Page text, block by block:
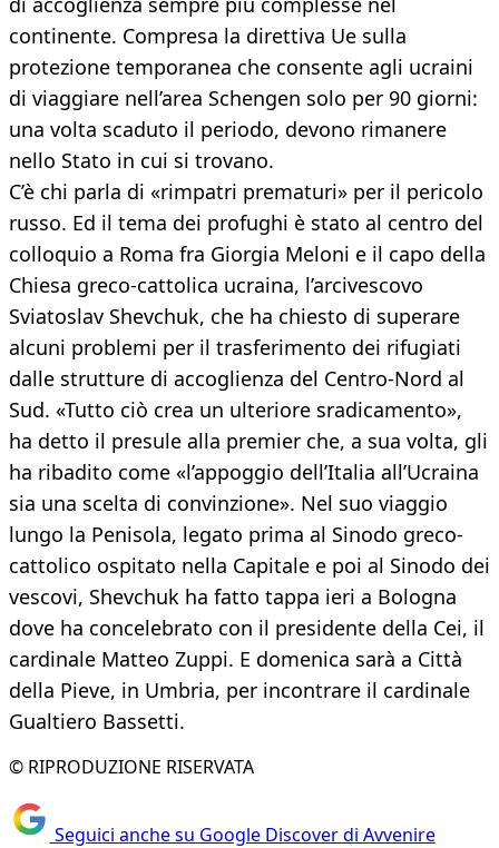
continente. Compresa la direttiva Ue sulla
protezione temporanea che consente agli ucraini
di viaggiare nell’area Schengen solo per 90 giorni:
una volta scaduto il periodo, devono rimanere
nello Stato in cui si trovano.
C’è chi parla di «rimpatri prematuri» per il pericolo
russo. Ed il tema dei profughi è stato al centro del
colloquio a Roma fra Giorgia Meloni e il capo della
Chiesa greco-cattolica ucraina, l’arcivescovo
Sviatoslav Shevchuk, che ha chiesto di superare
alcuni problemi per il trasferimento dei rifugiati
dalle strutture di accoglienza del Centro-Nord al
Sud. «Tutto ciò crea un ulteriore sradicamento»,
ha detto il presule alla premier che, a sua volta, gli
ha ribadito come «l’appoggio dell’Italia all’Ucraina
sia una scelta di convinzione». Nel suo viaggio
lungo la Penisola, legato prima al Sinodo greco-
cattolico ospitato nella Capitale e poi al Sinodo dei
vescovi, Shevchuk ha fatto tappa ieri a Bologna
dove ha concelebrato con il presidente della Cei, il
cardinale Matteo Zuppi. E domenica sarà a Città
della Pieve, in Umbria, per incontrare il cardinale
Gualtiero Bassetti.
© RIPRODUZIONE RISERVATA
Seguici anche su Google Discover di Avvenire